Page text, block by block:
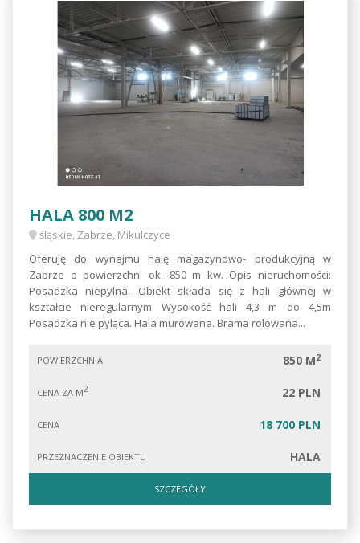
HALA 800 M2
śląskie, Zabrze, Mikulczyce
Oferuję do wynajmu halę magazynowo- produkcyjną w
Zabrze o powierzchni ok. 850 m kw. Opis nieruchomości:
Posadzka niepylna. Obiekt składa się z hali głównej w
kształcie nieregularnym Wysokość hali 4,3 m do 4,5m
Posadzka nie pyląca. Hala murowana. Brama rolowana...
POWIERZCHNIA 850 M2
CENA ZA M2 22 PLN
CENA 18 700 PLN
PRZEZNACZENIE OBIEKTU HALA
SZCZEGÓŁY